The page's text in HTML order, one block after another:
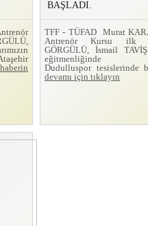
haberin
BAŞLADI.
TFF - TÜFAD Murat
Antrenör Kursu ilk
GÖRGÜLÜ, İsmail TAVİŞ
eğitmenliğinde
Dudulluspor tesislerinde
devamı için tıklayın